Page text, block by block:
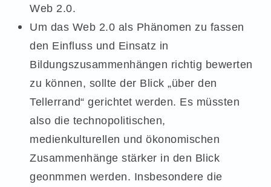
Web 2.0.
Um das Web 2.0 als Phänomen zu fassen
den Einfluss und Einsatz in
Bildungszusammenhängen richtig bewerten
zu können, sollte der Blick „über den
Tellerrand“ gerichtet werden. Es müssten
also die technopolitischen,
medienkulturellen und ökonomischen
Zusammenhänge stärker in den Blick
geonmmen werden. Insbesondere die